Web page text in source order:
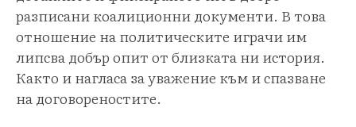
разписани коалиционни документи. В това
отношение на политическите играчи им
липсва добър опит от близката ни история.
Както и нагласа за уважение към и спазване
на договореностите.